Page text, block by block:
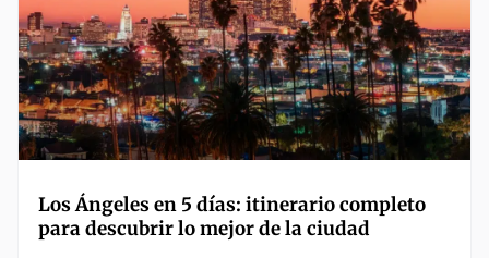
Los Ángeles en 5 días: itinerario completo
para descubrir lo mejor de la ciudad